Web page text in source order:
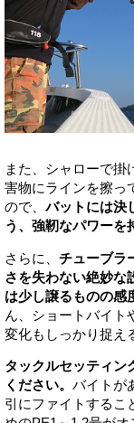
また、シャローで掛
害物にラインを擦っ
ので、 バットには決
う、強靭なパワーを
さらに、 チューブラ
さを失わない絶妙な
は少し譲るものの感
ん、ショートバイト
変化もしっかり捉え
タックルセッティン
ください。 バイトが
引にファイトするこ